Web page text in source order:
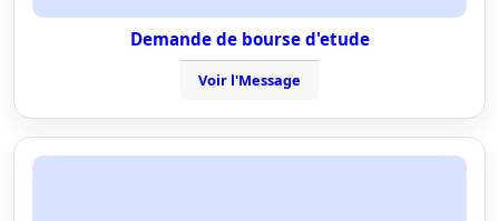
Demande de bourse d'etude
Voir l'Message